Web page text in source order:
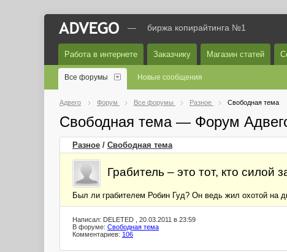
— биржа копирайтинга №1
Работа в интернете Заказчику Магазин статей
Все форумы Новые сообщения
Адвего Форум Все форумы Разное Свободная тема
Свободная тема — Форум
Разное / Свободная тема
Грабитель – это тот, кто силой
Был ли грабителем Робин Гуд? Он ведь жил охотой на
Написал: DELETED , 20.03.2011 в 23:59
В форуме: Свободная тема
Комментариев: 106